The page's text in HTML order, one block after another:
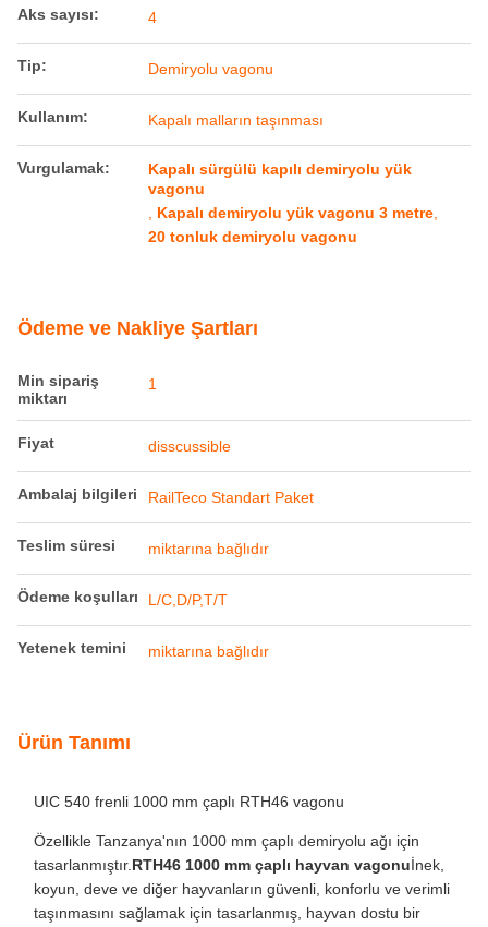
Aks sayısı: 4
Tip: Demiryolu vagonu
Kullanım: Kapalı malların taşınması
Vurgulamak:
Kapalı sürgülü kapılı demiryolu yük
vagonu
Kapalı demiryolu yük vagonu 3 metre
20 tonluk demiryolu vagonu
Ödeme ve Nakliye Şartları
Min sipariş
miktarı
1
Fiyat disscussible
Ambalaj bilgileri RailTeco Standart Paket
Teslim süresi miktarına bağlıdır
Ödeme koşulları L/C,D/P,T/T
Yetenek temini miktarına bağlıdır
Ürün Tanımı
UIC 540 frenli 1000 mm çaplı RTH46 vagonu
Özellikle Tanzanya'nın 1000 mm çaplı demiryolu ağı için
tasarlanmıştır. RTH46 1000 mm çaplı hayvan vagonuİnek,
koyun, deve ve diğer hayvanların güvenli, konforlu ve verimli
taşınmasını sağlamak için tasarlanmış, hayvan dostu bir